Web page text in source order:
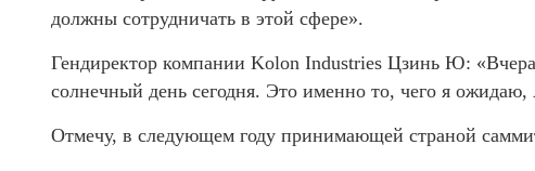
должны сотрудничать в этой сфере».
Гендиректор компании Kolon Industries Цзинь Ю:
солнечный день сегодня. Это именно то, чего я
Отмечу, в следующем году принимающей страной